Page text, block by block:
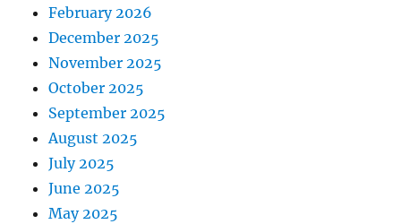
February 2026
December 2025
November 2025
October 2025
September 2025
August 2025
July 2025
June 2025
May 2025